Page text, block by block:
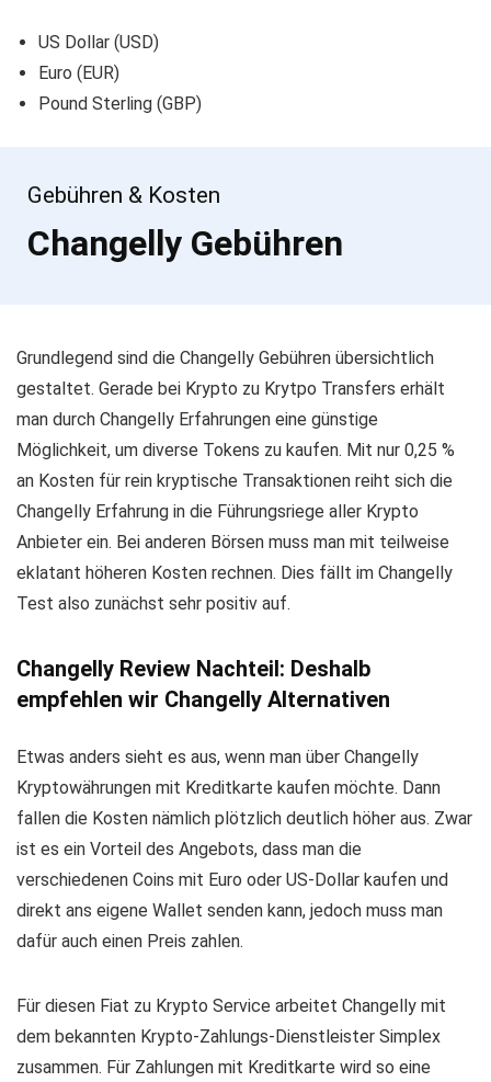
Aeron (ARN)
Cosmos (ATOM)
Basic Attention Token (BAT)
BitDegree (BDG)
BetterBetting (BETR)
Bankex (BKX)
Bread (BRD)
Bitcoin SV (BSV)
Bitcoin Gold (BTG)
BitTorrent (BTT)
Binance USD (BUSD)
Civic (CVC)
DAI (DAI)
Dash (DASH)
Decred (DCR)
DigiByte (DGB)
DigixDAO (DGD)
Dogecoin (DOGE)
Edgeless (EDG)
Enjin (ENJ)
EOS (EOS)
EOSDT (EOSDT)
Ethereum Classic (ETC)
Ethos (ETHOS)
FETCH (FET)
Funfair (FUN)
Gas (GAS)
US Dollar (USD)
Euro (EUR)
Pound Sterling (GBP)
Gebühren & Kosten
Changelly Gebühren
Grundlegend sind die Changelly Gebühren übersichtlich
gestaltet. Gerade bei Krypto zu Krytpo Transfers erhält
man durch Changelly Erfahrungen eine günstige
Möglichkeit, um diverse Tokens zu kaufen. Mit nur 0,25 %
an Kosten für rein kryptische Transaktionen reiht sich die
Changelly Erfahrung in die Führungsriege aller Krypto
Anbieter ein. Bei anderen Börsen muss man mit teilweise
eklatant höheren Kosten rechnen. Dies fällt im Changelly
Test also zunächst sehr positiv auf.
Changelly Review Nachteil: Deshalb
empfehlen wir Changelly Alternativen
Etwas anders sieht es aus, wenn man über Changelly
Kryptowährungen mit Kreditkarte kaufen möchte. Dann
fallen die Kosten nämlich plötzlich deutlich höher aus. Zwar
ist es ein Vorteil des Angebots, dass man die
verschiedenen Coins mit Euro oder US-Dollar kaufen und
direkt ans eigene Wallet senden kann, jedoch muss man
dafür auch einen Preis zahlen.
Für diesen Fiat zu Krypto Service arbeitet Changelly mit
dem bekannten Krypto-Zahlungs-Dienstleister Simplex
zusammen. Für Zahlungen mit Kreditkarte wird so eine